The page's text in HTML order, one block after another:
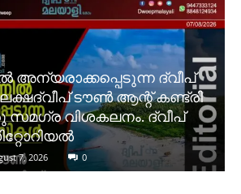
അന്യരാക്കപ്പെടുന്ന ദ്വീപ്
ടൗൺ ആന്റ് കണ്ട്രി
സമഗ്ര വിശകലനം. ദ്വീപ്
7, 2026 0